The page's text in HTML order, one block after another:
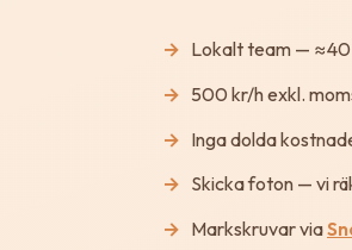
Lokalt team — ≈40
500 kr/h exkl.
Inga dolda
Skicka foton — vi
Markskruvar via